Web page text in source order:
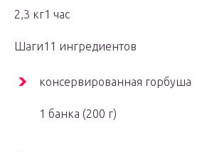
2,3 кг1 час
Шаги11 ингредиентов
консервированная горбуша
1 банка (200 г)